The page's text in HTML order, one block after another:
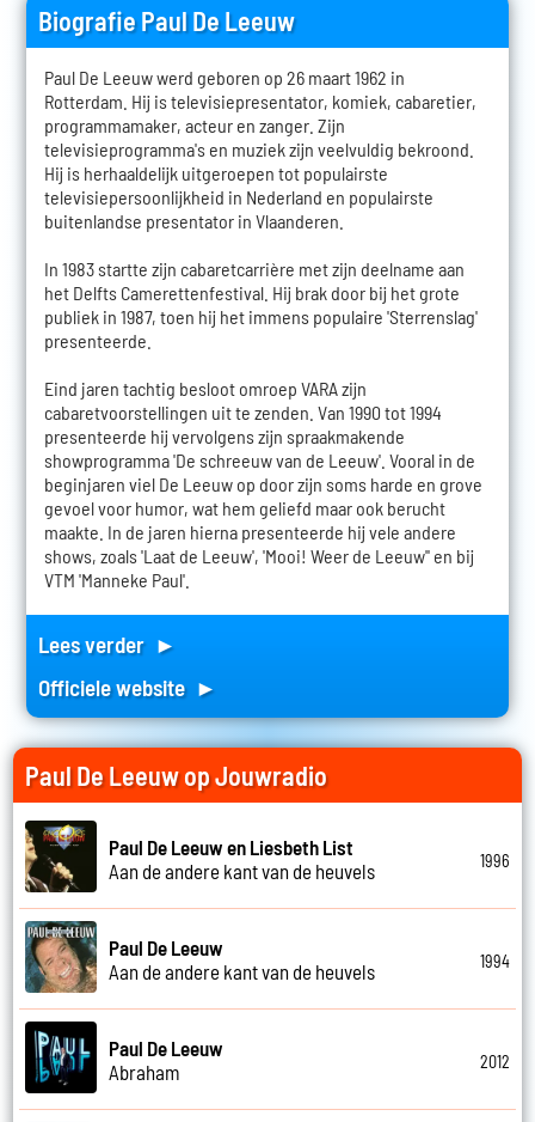
Biografie Paul De Leeuw
Paul De Leeuw werd geboren op 26 maart 1962 in
Rotterdam. Hij is televisiepresentator, komiek, cabaretier,
programmamaker, acteur en zanger. Zijn
televisieprogramma's en muziek zijn veelvuldig bekroond.
Hij is herhaaldelijk uitgeroepen tot populairste
televisiepersoonlijkheid in Nederland en populairste
buitenlandse presentator in Vlaanderen.
In 1983 startte zijn cabaretcarrière met zijn deelname aan
het Delfts Camerettenfestival. Hij brak door bij het grote
publiek in 1987, toen hij het immens populaire 'Sterrenslag'
presenteerde.
Eind jaren tachtig besloot omroep VARA zijn
cabaretvoorstellingen uit te zenden. Van 1990 tot 1994
presenteerde hij vervolgens zijn spraakmakende
showprogramma 'De schreeuw van de Leeuw'. Vooral in de
beginjaren viel De Leeuw op door zijn soms harde en grove
gevoel voor humor, wat hem geliefd maar ook berucht
maakte. In de jaren hierna presenteerde hij vele andere
shows, zoals 'Laat de Leeuw', 'Mooi! Weer de Leeuw'' en bij
VTM 'Manneke Paul'.
Lees verder ►
Officiele website ►
Paul De Leeuw op Jouwradio
Paul De Leeuw en Liesbeth List
Aan de andere kant van de heuvels
1996
Paul De Leeuw
Aan de andere kant van de heuvels
1994
Paul De Leeuw
Abraham
2012